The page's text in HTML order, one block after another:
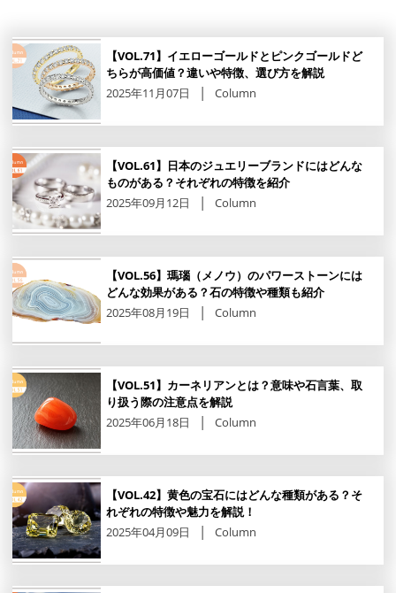
【VOL.71】イエローゴールドとピンクゴールドど
ちらが高価値？違いや特徴、選び方を解説
2025年11月07日
Column
【VOL.61】日本のジュエリーブランドにはどんな
ものがある？それぞれの特徴を紹介
2025年09月12日
Column
【VOL.56】瑪瑙（メノウ）のパワーストーンには
どんな効果がある？石の特徴や種類も紹介
2025年08月19日
Column
【VOL.51】カーネリアンとは？意味や石言葉、取
り扱う際の注意点を解説
2025年06月18日
Column
【VOL.42】黄色の宝石にはどんな種類がある？そ
れぞれの特徴や魅力を解説！
2025年04月09日
Column